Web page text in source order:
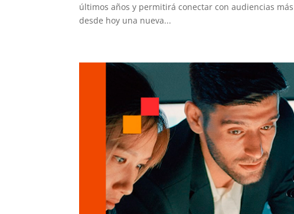
últimos años y permitirá conectar con audiencias
desde hoy una nueva...